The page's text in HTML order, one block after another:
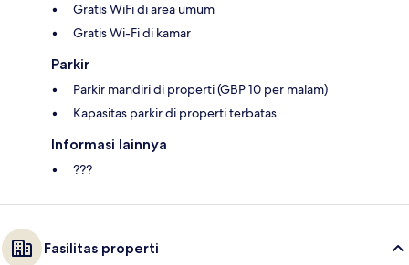
Gratis WiFi di area umum
Gratis Wi-Fi di kamar
Parkir
Parkir mandiri di properti (GBP 10 per malam)
Kapasitas parkir di properti terbatas
Informasi lainnya
???
Fasilitas properti